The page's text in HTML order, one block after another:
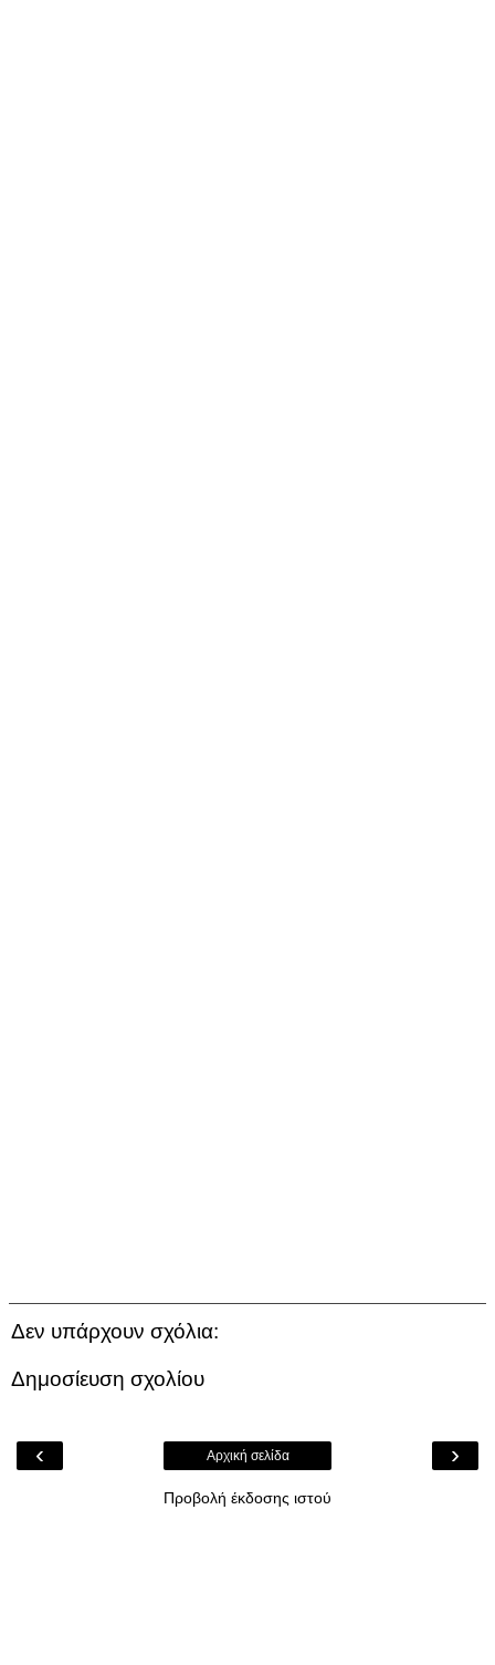
Δεν υπάρχουν σχόλια:
Δημοσίευση σχολίου
‹ ›
Αρχική σελίδα
Προβολή έκδοσης ιστού